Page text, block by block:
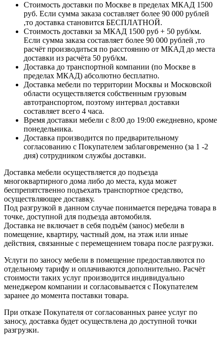
Стоимость доставки по Москве в пределах МКАД 1500
руб. Если сумма заказа составляет более 90 000 рублей
,то доставка становится БЕСПЛАТНОЙ.
Стоимость доставки за МКАД 1500 руб + 50 руб/км.
Если сумма заказа составляет более 90 000 рублей ,то
расчёт производиться по расстоянию от МКАД до места
доставки из расчёта 50 руб/км.
Доставка до транспортной компании (по Москве в
пределах МКАД) абсолютно бесплатно.
Доставка мебели по территории Москвы и Московской
области осуществляется собственным грузовым
автотранспортом, поэтому интервал доставки
составляет всего 4 часа.
Время доставки мебели с 8:00 до 19:00 ежедневно, кроме
понедельника.
Доставка производится по предварительному
согласованию с Покупателем заблаговременно (за 1 -2
дня) сотрудником службы доставки.
Доставка мебели осуществляется до подъезда
многоквартирного дома либо до места, куда может
беспрепятственно подъехать транспортное средство,
осуществляющее доставку.
Под разгрузкой в данном случае понимается передача товара в
точке, доступной для подъезда автомобиля.
Доставка не включает в себя подъём (занос) мебели в
помещение, квартиру, частный дом, на этаж или иные
действия, связанные с перемещением товара после разгрузки.
Услуги по заносу мебели в помещение предоставляются по
отдельному тарифу и оплачиваются дополнительно. Расчёт
стоимости таких услуг производится индивидуально
менеджером компании и согласовывается с Покупателем
заранее до момента поставки товара.
При отказе Покупателя от согласованных ранее услуг по
заносу, доставка будет осуществлена до доступной точки
разгрузки.